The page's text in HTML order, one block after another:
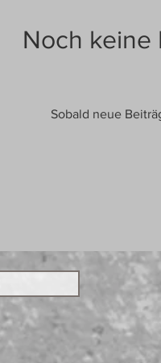
Noch keine
Sobald neue